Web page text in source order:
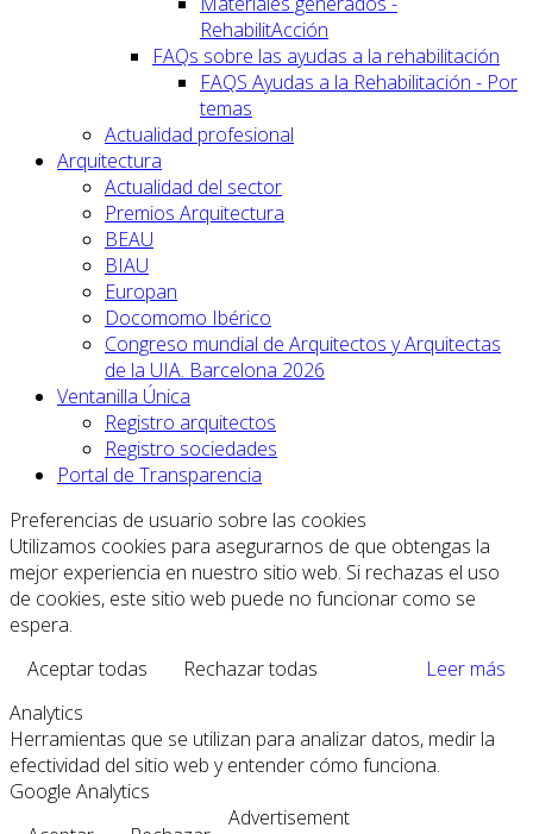
RehabilitAcción
FAQs sobre las ayudas a la rehabilitación
FAQS Ayudas a la Rehabilitación - Por
temas
Actualidad profesional
Arquitectura
Actualidad del sector
Premios Arquitectura
BEAU
BIAU
Europan
Docomomo Ibérico
Congreso mundial de Arquitectos y Arquitectas
de la UIA. Barcelona 2026
Ventanilla Única
Registro arquitectos
Registro sociedades
Portal de Transparencia
Preferencias de usuario sobre las cookies
Utilizamos cookies para asegurarnos de que obtengas la
mejor experiencia en nuestro sitio web. Si rechazas el uso
de cookies, este sitio web puede no funcionar como se
espera.
Aceptar todas
Rechazar todas
Leer más
Analytics
Herramientas que se utilizan para analizar datos, medir la
efectividad del sitio web y entender cómo funciona.
Google Analytics
Advertisement